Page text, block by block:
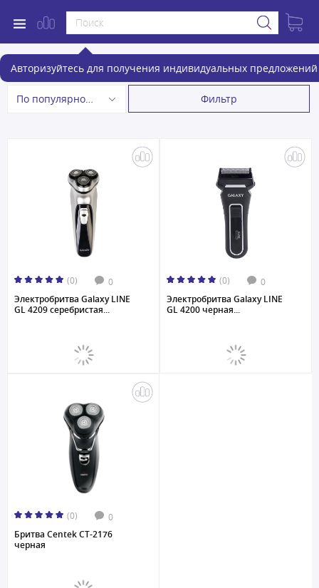
Авторизуйтесь для получения индивидуальных предложений
Электробритвы
По популярности Фильтр
(0) 0
Электробритва Galaxy LINE
GL 4209 серебристая...
(0) 0
Электробритва Galaxy LINE
GL 4200 черная...
(0) 0
Бритва Centek CT-2176
черная